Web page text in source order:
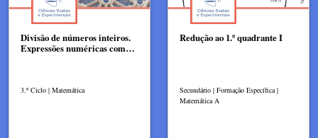
Divisão de números inteiros.
Expressões numéricas com…
3.º Ciclo | Matemática
Redução ao 1.º quadrante I
Secundário | Formação Específica |
Matemática A